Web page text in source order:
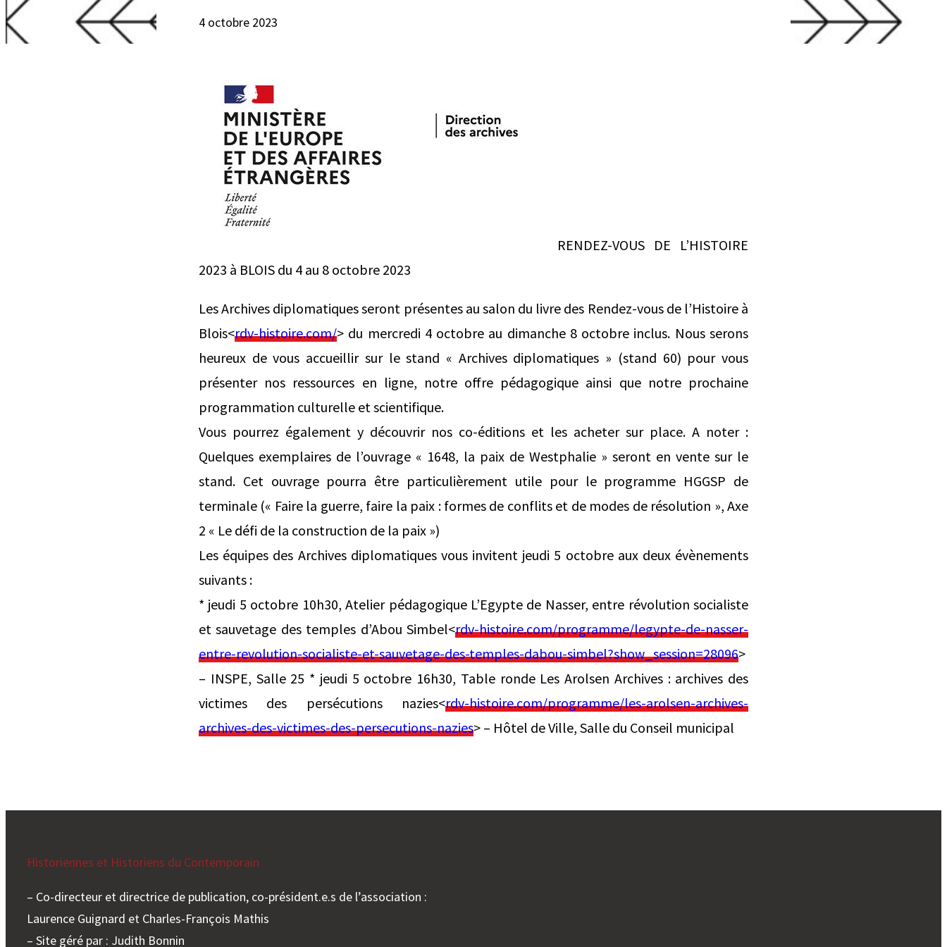
4 octobre 2023
RENDEZ-VOUS DE L’HISTOIRE
2023 à BLOIS du 4 au 8 octobre 2023
Les Archives diplomatiques seront présentes au salon du livre des Rendez-vous de l’Histoire à
Blois<rdv-histoire.com/> du mercredi 4 octobre au dimanche 8 octobre inclus. Nous serons
heureux de vous accueillir sur le stand « Archives diplomatiques » (stand 60) pour vous
présenter nos ressources en ligne, notre offre pédagogique ainsi que notre prochaine
programmation culturelle et scientifique.
Vous pourrez également y découvrir nos co-éditions et les acheter sur place. A noter :
Quelques exemplaires de l’ouvrage « 1648, la paix de Westphalie » seront en vente sur le
stand. Cet ouvrage pourra être particulièrement utile pour le programme HGGSP de
terminale (« Faire la guerre, faire la paix : formes de conflits et de modes de résolution », Axe
2 « Le défi de la construction de la paix »)
Les équipes des Archives diplomatiques vous invitent jeudi 5 octobre aux deux évènements
suivants :
* jeudi 5 octobre 10h30, Atelier pédagogique L’Egypte de Nasser, entre révolution socialiste
et sauvetage des temples d’Abou Simbel<rdv-histoire.com/programme/legypte-de-nasser-
entre-revolution-socialiste-et-sauvetage-des-temples-dabou-simbel?show_session=28096>
– INSPE, Salle 25 * jeudi 5 octobre 16h30, Table ronde Les Arolsen Archives : archives des
victimes des persécutions nazies<rdv-histoire.com/programme/les-arolsen-archives-
archives-des-victimes-des-persecutions-nazies> – Hôtel de Ville, Salle du Conseil municipal
Historiennes et Historiens du Contemporain
– Co-directeur et directrice de publication, co-président.e.s de l’association :
Laurence Guignard et Charles-François Mathis
– Site géré par : Judith Bonnin